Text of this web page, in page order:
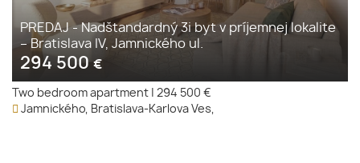
PREDAJ - Nadštandardný 3i byt v príjemnej lokalite
– Bratislava IV, Jamnického ul.
294 500€
Two bedroom apartment
294 500 €
Jamnického, Bratislava-Karlova Ves,